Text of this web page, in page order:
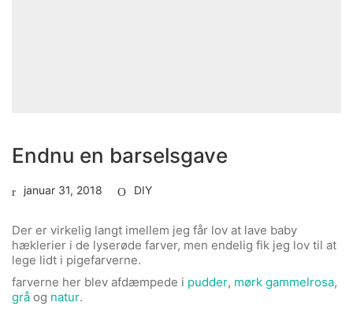
Endnu en barselsgave
januar 31, 2018 DIY
Der er virkelig langt imellem jeg får lov at lave baby
hæklerier i de lyserøde farver, men endelig fik jeg lov til at
lege lidt i pigefarverne.
farverne her blev afdæmpede i pudder, mørk gammelrosa,
grå og natur.